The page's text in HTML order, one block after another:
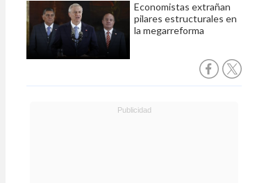
Economistas extrañan
pilares estructurales en
la megarreforma